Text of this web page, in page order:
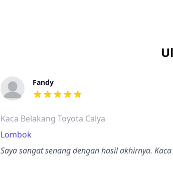
Fandy
dari ulasan adalah bintang lima
Kaca Belakang Toyota Calya
Lombok
Saya sangat senang dengan hasil akhirnya.